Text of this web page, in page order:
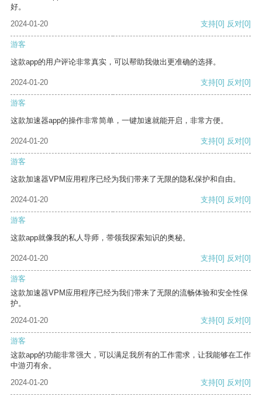
好。
2024-01-20
支持[0] 反对[0]
游客
这款app的用户评论非常真实，可以帮助我做出更准确的选择。
2024-01-20 支持[0] 反对[0]
游客
这款加速器app的操作非常简单，一键加速就能开启，非常方便。
2024-01-20 支持[0] 反对[0]
游客
这款加速器VPM应用程序已经为我们带来了无限的隐私保护和自由。
2024-01-20 支持[0] 反对[0]
游客
这款app就像我的私人导师，带领我探索知识的奥秘。
2024-01-20 支持[0] 反对[0]
游客
这款加速器VPM应用程序已经为我们带来了无限的流畅体验和安全性保
护。
2024-01-20
支持[0] 反对[0]
游客
这款app的功能非常强大，可以满足我所有的工作需求，让我能够在工作
中游刃有余。
2024-01-20
支持[0] 反对[0]